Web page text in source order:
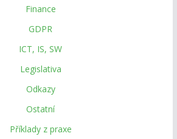
Finance
GDPR
ICT, IS, SW
Legislativa
Odkazy
Ostatní
Příklady z praxe